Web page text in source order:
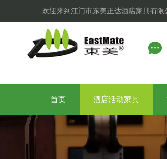
欢迎来到江门市东美正达酒店家具有限
首页 酒店活动家具